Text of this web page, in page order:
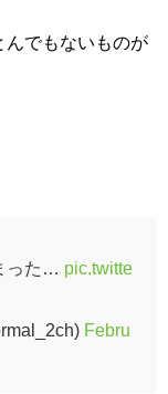
んでもないものが
った… pic.twitte
Febru